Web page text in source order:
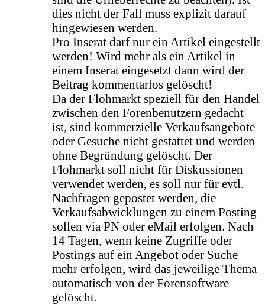
dies nicht der Fall muss explizit darauf
hingewiesen werden.
Pro Inserat darf nur ein Artikel eingestellt
werden! Wird mehr als ein Artikel in
einem Inserat eingesetzt dann wird der
Beitrag kommentarlos gelöscht!
Da der Flohmarkt speziell für den Handel
zwischen den Forenbenutzern gedacht
ist, sind kommerzielle Verkaufsangebote
oder Gesuche nicht gestattet und werden
ohne Begründung gelöscht. Der
Flohmarkt soll nicht für Diskussionen
verwendet werden, es soll nur für evtl.
Nachfragen gepostet werden, die
Verkaufsabwicklungen zu einem Posting
sollen via PN oder eMail erfolgen. Nach
14 Tagen, wenn keine Zugriffe oder
Postings auf ein Angebot oder Suche
mehr erfolgen, wird das jeweilige Thema
automatisch von der Forensoftware
gelöscht.